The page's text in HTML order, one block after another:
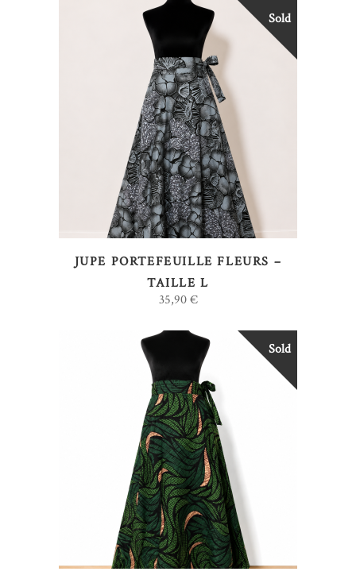
Sold
LIRE LA SUITE
JUPE PORTEFEUILLE FLEURS –
TAILLE L
35,90€
Sold
LIRE LA SUITE